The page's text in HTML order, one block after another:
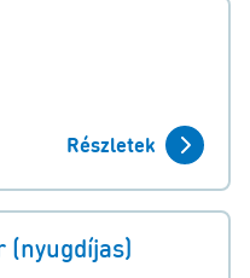
Részletek
(nyugdíjas)